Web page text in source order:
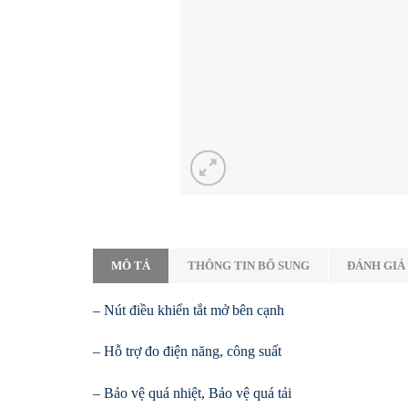
MÔ TẢ THÔNG TIN BỔ SUNG ĐÁNH GIÁ
– Nút điều khiển tắt mở bên cạnh
– Hỗ trợ đo điện năng, công suất
– Bảo vệ quá nhiệt, Bảo vệ quá tải